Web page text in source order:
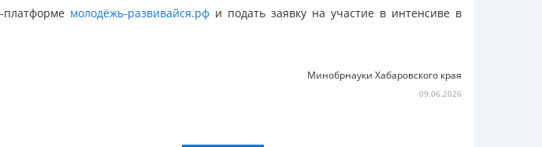
молодёжь-развивайся.рф и подать заявку на участие в интенсиве в
Минобрнауки Хабаровского края
09.06.2026